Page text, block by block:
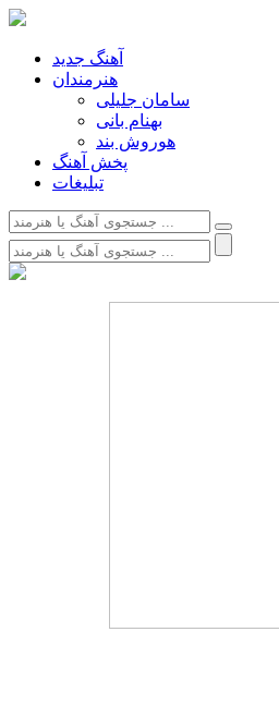
آهنگ جدید
هنرمندان
سامان جلیلی
بهنام بانی
هوروش بند
پخش آهنگ
تبلیغات